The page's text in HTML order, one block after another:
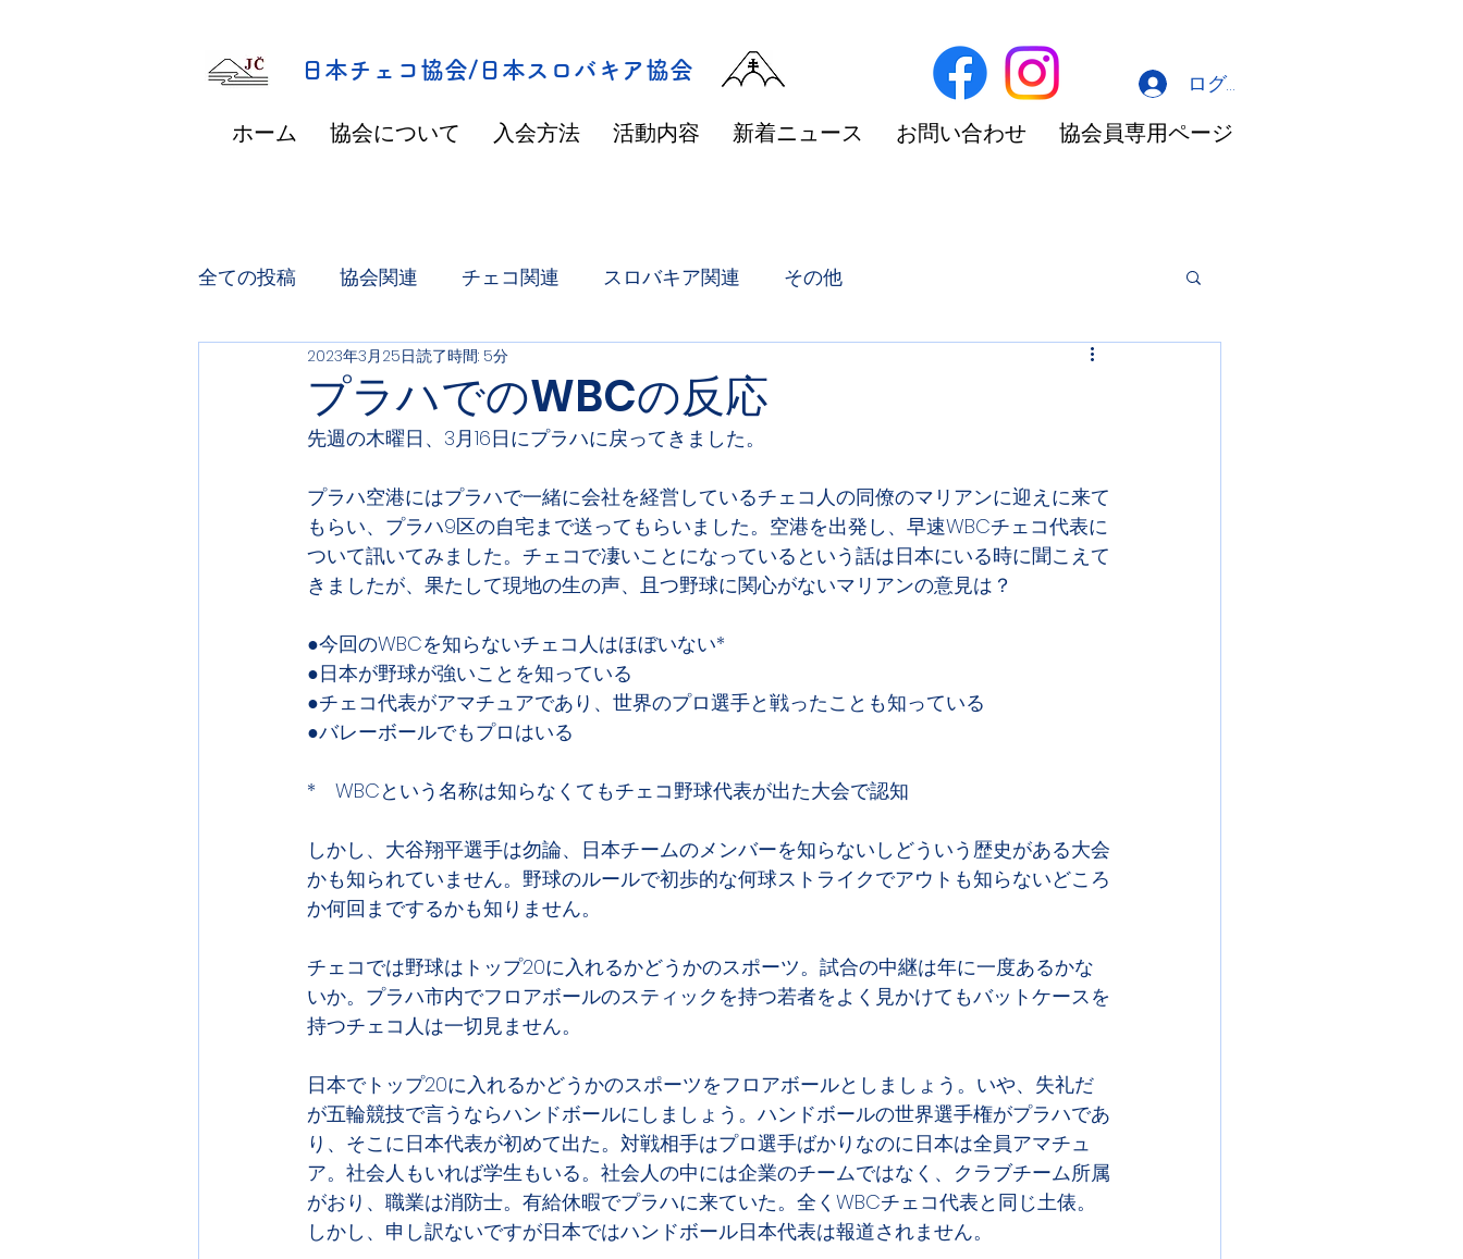
​日本チェコ協会/日本スロバキア協会
ホーム 協会について 入会方法 活動内容 新着ニュース お問い合わせ 協会員専用ページ
ログイン
全ての投稿 協会関連 チェコ関連 スロバキア関連 その他
プラハでのWBCの反応
2023年3月25日読了時間: 5分
先週の木曜日、3月16日にプラハに戻ってきました。
プラハ空港にはプラハで一緒に会社を経営しているチェコ人の同僚のマリアンに迎えに来て
もらい、プラハ9区の自宅まで送ってもらいました。空港を出発し、早速WBCチェコ代表に
ついて訊いてみました。チェコで凄いことになっているという話は日本にいる時に聞こえて
きましたが、果たして現地の生の声、且つ野球に関心がないマリアンの意見は？
●今回のWBCを知らないチェコ人はほぼいない*
●日本が野球が強いことを知っている
●チェコ代表がアマチュアであり、世界のプロ選手と戦ったことも知っている
●バレーボールでもプロはいる
*　WBCという名称は知らなくてもチェコ野球代表が出た大会で認知
しかし、大谷翔平選手は勿論、日本チームのメンバーを知らないしどういう歴史がある大会
かも知られていません。野球のルールで初歩的な何球ストライクでアウトも知らないどころ
か何回までするかも知りません。
チェコでは野球はトップ20に入れるかどうかのスポーツ。試合の中継は年に一度あるかな
いか。プラハ市内でフロアボールのスティックを持つ若者をよく見かけてもバットケースを
持つチェコ人は一切見ません。
日本でトップ20に入れるかどうかのスポーツをフロアボールとしましょう。いや、失礼だ
が五輪競技で言うならハンドボールにしましょう。ハンドボールの世界選手権がプラハであ
り、そこに日本代表が初めて出た。対戦相手はプロ選手ばかりなのに日本は全員アマチュ
ア。社会人もいれば学生もいる。社会人の中には企業のチームではなく、クラブチーム所属
がおり、職業は消防士。有給休暇でプラハに来ていた。全くWBCチェコ代表と同じ土俵。
しかし、申し訳ないですが日本ではハンドボール日本代表は報道されません。